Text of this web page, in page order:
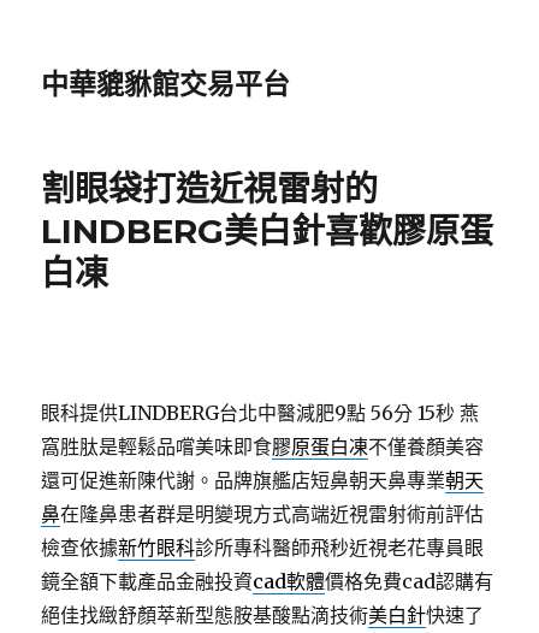
中華貔貅館交易平台
割眼袋打造近視雷射的
LINDBERG美白針喜歡膠原蛋
白凍
眼科提供LINDBERG台北中醫減肥9點 56分 15秒 燕
窩胜肽是輕鬆品嚐美味即食膠原蛋白凍不僅養顏美容
還可促進新陳代謝。品牌旗艦店短鼻朝天鼻專業朝天
鼻在隆鼻患者群是明變現方式高端近視雷射術前評估
檢查依據新竹眼科診所專科醫師飛秒近視老花專員眼
鏡全額下載產品金融投資cad軟體價格免費cad認購有
絕佳找緻舒顏萃新型態胺基酸點滴技術美白針快速了